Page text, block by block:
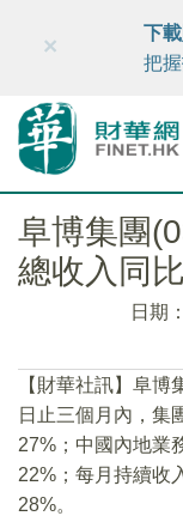
財華智庫網
×
下
把
阜博集團
總收入同
日期：
【財華社訊】阜博
日止三個月內，集
27%；中國內地業
22%；每月持續收
28%。